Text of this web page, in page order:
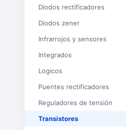
Diodos rectificadores
Diodos zener
Infrarrojos y sensores
Integrados
Logicos
Puentes rectificadores
Reguladores de tensión
Transistores